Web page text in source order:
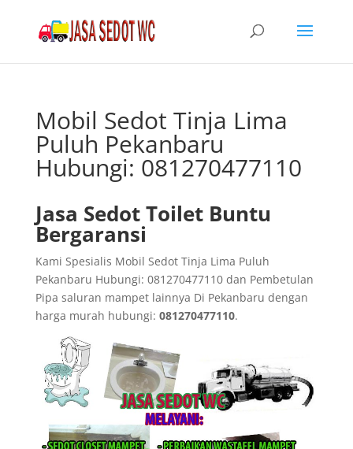
Mobil Sedot Tinja Lima
Puluh Pekanbaru
Hubungi: 081270477110
Jasa Sedot Toilet Buntu
Bergaransi
Kami Spesialis Mobil Sedot Tinja Lima Puluh
Pekanbaru Hubungi: 081270477110 dan Pembetulan
Pipa saluran mampet lainnya Di Pekanbaru dengan
harga murah hubungi: 081270477110.